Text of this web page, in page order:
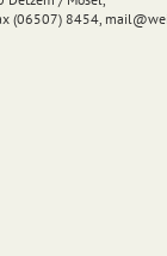
(06507) 8454, mail@